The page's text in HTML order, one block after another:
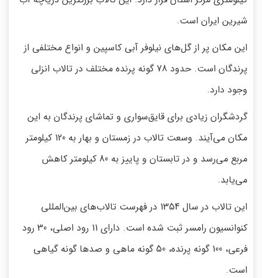
شیرین ایران است.
این مکان پر از گل‌های نیلوفر آبی کاسپین و انواع مختلفی از
پرندگان است. حدود 78 گونه پرنده مختلف در تالاب انزلی
وجود دارد.
گردشگران زیادی برای قایق‌سواری و تماشای پرندگان به این
مکان می‌آیند. وسعت تالاب در زمستان و بهار به 120 کیلومتر
مربع می‌رسد و در تابستان و پاییز به 80 کیلومتر کاهش
می‌یابد.
این تالاب در سال 1354 در فهرست تالاب‌های بین‌المللی
کنوانسیون رامسر ثبت شده است. دارای 11 رود اصلی، 30 رود
فرعی، 100 گونه پرنده، 50 گونه ماهی و صدها گونه گیاهی
است.